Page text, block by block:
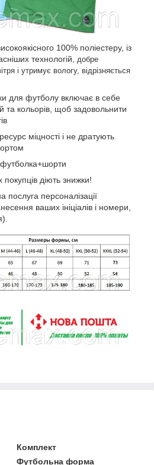
100% поліестеру, із
технологій, добре
і утримує вологу, відрізняється
для футболу включає в себе
та кольорів, щоб задовольнити
міцності і не дратують
діють знижки!
послуга персоналізації
ваших ініціалів і номери,
Комплект
Футбольна форма